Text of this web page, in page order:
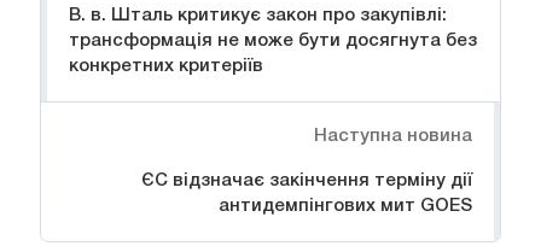
В. в. Шталь критикує закон про закупівлі:
трансформація не може бути досягнута без
конкретних критеріїв
Наступна новина
ЄС відзначає закінчення терміну дії
антидемпінгових мит GOES